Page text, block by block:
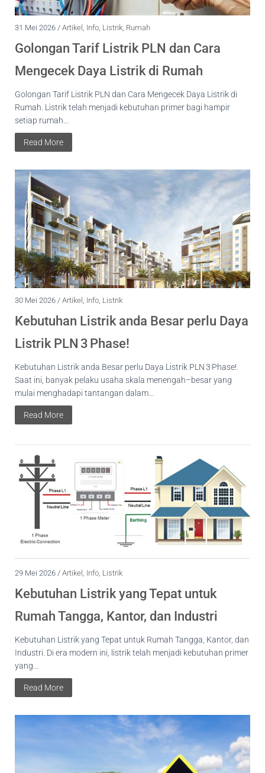
31 Mei 2026 / Artikel , Info, Listrik, Rumah
Golongan Tarif Listrik PLN dan Cara
Mengecek Daya Listrik di Rumah
Golongan Tarif Listrik PLN dan Cara Mengecek Daya Listrik di
Rumah. Listrik telah menjadi kebutuhan primer bagi hampir
setiap rumah...
Read More
30 Mei 2026 / Artikel , Info, Listrik
Kebutuhan Listrik anda Besar perlu Daya
Listrik PLN 3 Phase!
Kebutuhan Listrik anda Besar perlu Daya Listrik PLN 3 Phase!.
Saat ini, banyak pelaku usaha skala menengah–besar yang
mulai menghadapi tantangan dalam...
Read More
29 Mei 2026 / Artikel , Info, Listrik
Kebutuhan Listrik yang Tepat untuk
Rumah Tangga, Kantor, dan Industri
Kebutuhan Listrik yang Tepat untuk Rumah Tangga, Kantor, dan
Industri. Di era modern ini, listrik telah menjadi kebutuhan primer
yang...
Read More